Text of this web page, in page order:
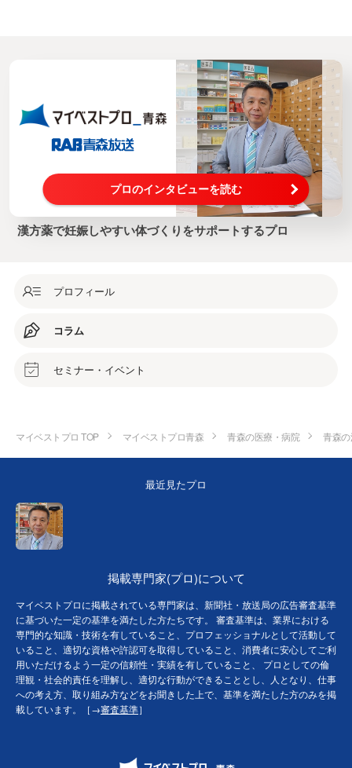
プロのインタビューを読む
漢方薬で妊娠しやすい体づくりをサポートするプロ
プロフィール
コラム
セミナー・イベント
マイベストプロ TOP マイベストプロ青森 青森の医療・病院 青森
最近見たプロ
掲載専門家(プロ)について
マイベストプロに掲載されている専門家は、新聞社・放送局の広告審査基準
に基づいた一定の基準を満たした方たちです。 審査基準は、業界における
専門的な知識・技術を有していること、プロフェッショナルとして活動して
いること、適切な資格や許認可を取得していること、消費者に安心してご利
用いただけるよう一定の信頼性・実績を有していること、 プロとしての倫
理観・社会的責任を理解し、適切な行動ができることとし、人となり、仕事
への考え方、取り組み方などをお聞きした上で、基準を満たした方のみを掲
載しています。［→審査基準］